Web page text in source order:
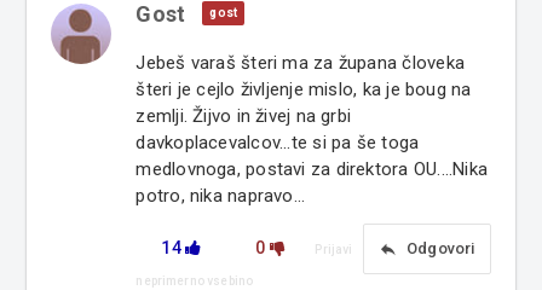
Gost gost
Jebeš varaš šteri ma za župana človeka
šteri je cejlo življenje mislo, ka je boug na
zemlji. Žijvo in živej na grbi
davkoplacevalcov...te si pa še toga
medlovnoga, postavi za direktora OU....Nika
potro, nika napravo...
14 0 reply Odgovori
Prijavi
neprimerno vsebino